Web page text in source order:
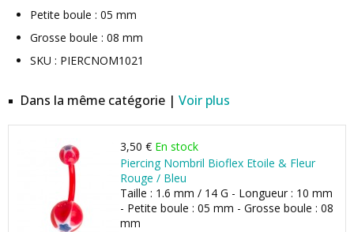
Petite boule : 05 mm
Grosse boule : 08 mm
SKU : PIERCNOM1021
Dans la même catégorie | Voir plus
3,50 € En stock
Piercing Nombril Bioflex Etoile & Fleur
Rouge / Bleu
Taille : 1.6 mm / 14 G - Longueur : 10 mm
- Petite boule : 05 mm - Grosse boule : 08
mm